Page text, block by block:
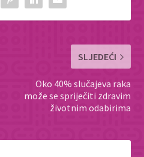
SLJEDEĆI
Oko 40% slučajeva raka
može se spriječiti zdravim
životnim odabirima